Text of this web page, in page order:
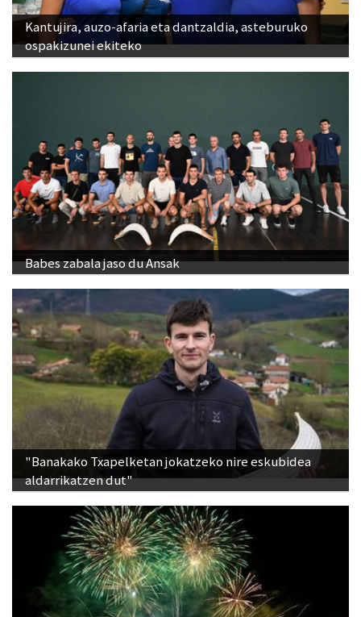
Kantujira, auzo-afaria eta dantzaldia, asteburuko
ospakizunei ekiteko
Babes zabala jaso du Ansak
"Banakako Txapelketan jokatzeko nire eskubidea
aldarrikatzen dut"